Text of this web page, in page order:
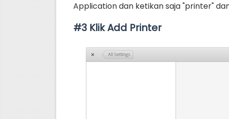
Application dan ketikan saja "printer"
#3 Klik Add Printer